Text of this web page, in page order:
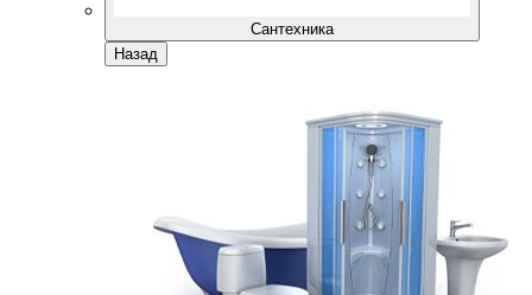
Сантехника
Назад